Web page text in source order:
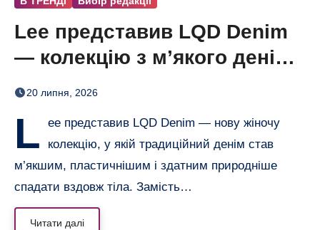
Lee представив LQD Denim
— колекцію з м’якого деніму,
що драпірується
20 липня, 2026
L
ee представив LQD Denim — нову жіночу
колекцію, у якій традиційний денім став
м’якшим, пластичнішим і здатним природніше
спадати вздовж тіла. Замість…
Читати далі